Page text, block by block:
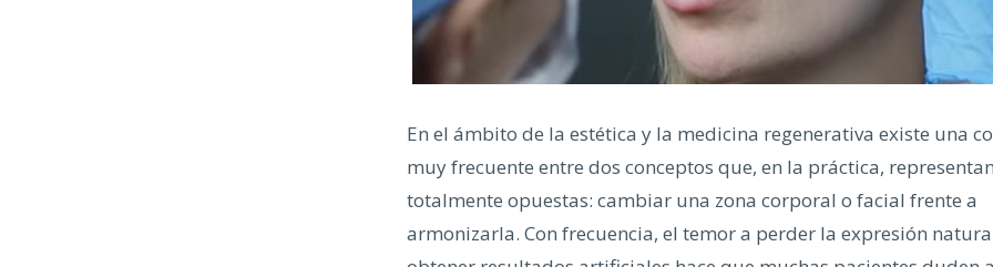
En el ámbito de la estética y la medicina regenerativa existe una
muy frecuente entre dos conceptos que, en la práctica,
totalmente opuestas: cambiar una zona corporal o facial frente a
armonizarla. Con frecuencia, el temor a perder la expresión